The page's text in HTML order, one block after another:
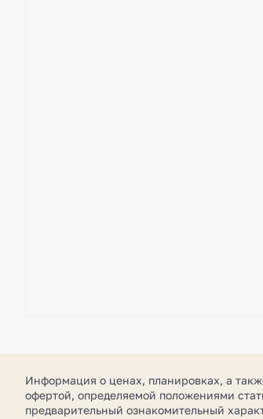
Информация о ценах, планировках, а
офертой, определяемой положениями
предварительный ознакомительный